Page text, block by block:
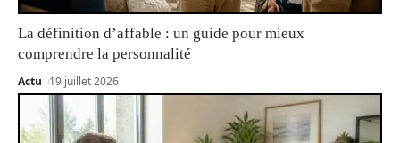
La définition d’affable : un guide pour mieux
comprendre la personnalité
Actu 19 juillet 2026